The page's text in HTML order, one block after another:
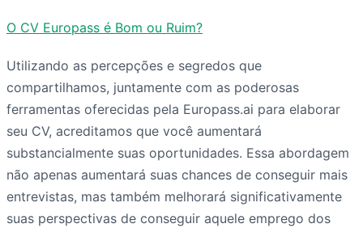
O CV Europass é Bom ou Ruim?
Utilizando as percepções e segredos que
compartilhamos, juntamente com as poderosas
ferramentas oferecidas pela Europass.ai para elaborar
seu CV, acreditamos que você aumentará
substancialmente suas oportunidades. Essa abordagem
não apenas aumentará suas chances de conseguir mais
entrevistas, mas também melhorará significativamente
suas perspectivas de conseguir aquele emprego dos